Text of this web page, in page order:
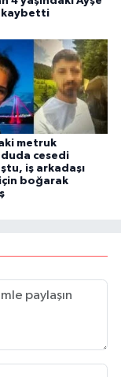
kaybetti
metruk
cesedi
iş arkadaşı
için boğarak